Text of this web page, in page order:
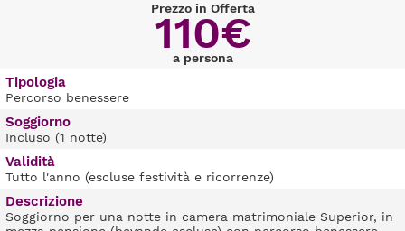
Prezzo in Offerta
110€
a persona
Tipologia
Percorso benessere
Soggiorno
Incluso (1 notte)
Validità
Tutto l'anno (escluse festività e ricorrenze)
Descrizione
Soggiorno per una notte in camera matrimoniale Superior, in